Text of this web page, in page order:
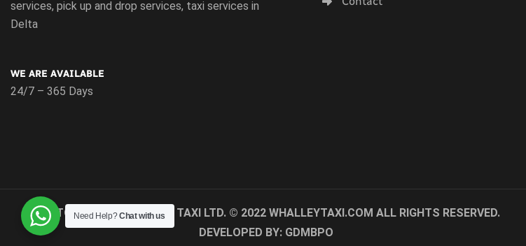
services, pick up and drop services, taxi services in
Delta
WE ARE AVAILABLE
24/7 – 365 Days
NEWTON WHALLEY HI WAY TAXI LTD. © 2022 WHALLEYTAXI.COM ALL RIGHTS RESERVED.
DEVELOPED BY: GDMBPO
Need Help?Chat with us